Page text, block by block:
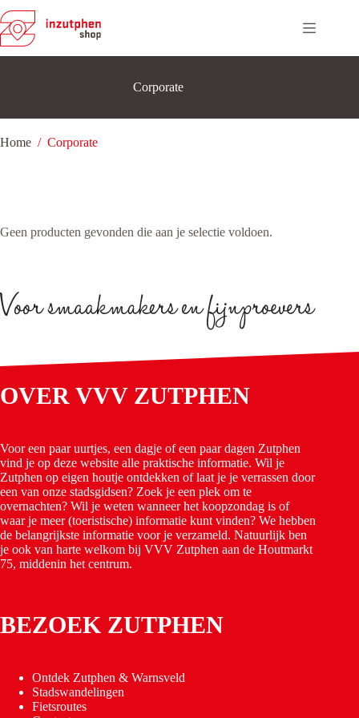
naar
de
inhoud
Corporate
Home / Corporate
Geen producten gevonden die aan je selectie voldoen.
OVER VVV ZUTPHEN
Voor een paar uurtjes, een dagje of een paar dagen Zutphen
vind je op deze website alle praktische informatie. Wil je
Zutphen op eigen houtje ontdekken of laat je je verrassen door
een van onze stadsgidsen? Zoek je een plek om te
overnachten? Wil je weten wanneer het koopzondag is of
waar je meer (toeristische) informatie kunt vinden? We hebben
de belangrijkste informatie voor je verzameld. Natuurlijk ben
je ook van harte welkom bij VVV Zutphen aan de Houtmarkt
75, middenin het centrum.
BEZOEK ZUTPHEN
Ontdek Zutphen & Warnsveld
Stadswandelingen
Fietsroutes